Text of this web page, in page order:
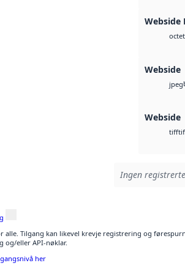
Webside
octet
Webside
jpeg
Webside
tifftif
Ingen
alle. Tilgang kan likevel krevje registrering og
og/eller API-nøklar.
her